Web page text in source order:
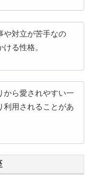
や対立が苦手なの
る性格。
から愛されやすい一
利用されることがあ